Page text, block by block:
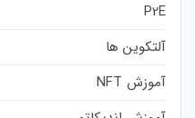
P2E
آلتکوین ها
آموزش NFT